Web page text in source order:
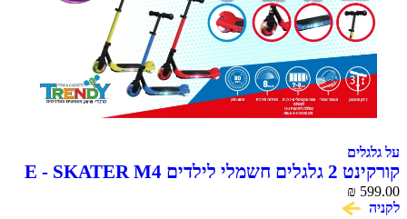
על גלגלים
קורקינט 2 גלגלים חשמלי לילדים E - SKATER M4
₪ 599.00
לקניה